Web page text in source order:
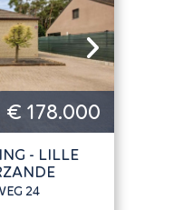
€ 178.000
- LILLE
24